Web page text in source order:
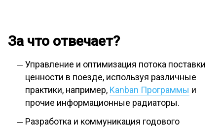
За что отвечает?
Управление и оптимизация потока поставки
ценности в поезде, используя различные
практики, например, Kanban Программы и
прочие информационные радиаторы.
Разработка и коммуникация годового